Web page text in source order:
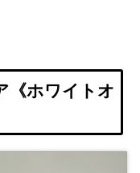
ホワイトオ